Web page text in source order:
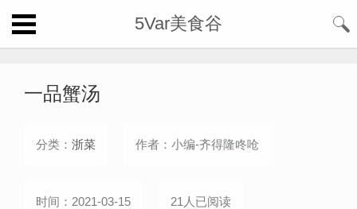
5Var美食谷
一品蟹汤
分类： 浙菜 作者：小编-齐得隆咚呛
时间：2021-03-15 21人已阅读